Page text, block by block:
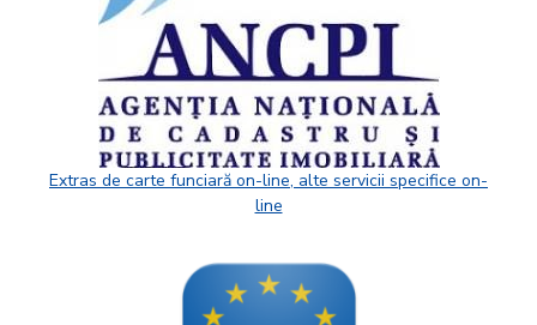
Extras de carte funciară on-line, alte servicii specifice on-
line